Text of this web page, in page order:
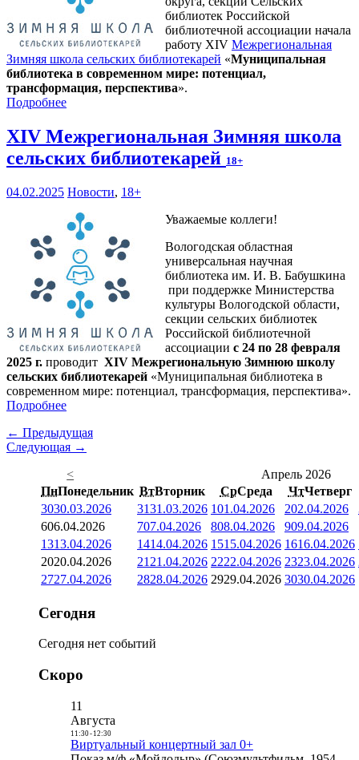
библиотек Российской
библиотечной ассоциации начала
работу XIV Межрегиональная
Зимняя школа сельских библиотекарей «Муниципальная
библиотека в современном мире: потенциал,
трансформация, перспектива».
Подробнее
XIV Межрегиональная Зимняя школа
сельских библиотекарей 18+
04.02.2025 Новости, 18+
Уважаемые коллеги!
Вологодская областная
универсальная научная
библиотека им. И. В. Бабушкина
при поддержке Министерства
культуры Вологодской области,
секции сельских библиотек
Российской библиотечной
ассоциации с 24 по 28 февраля
2025 г. проводит XIV Межрегиональную Зимнюю школу
сельских библиотекарей «Муниципальная библиотека в
современном мире: потенциал, трансформация, перспектива».
Подробнее
← Предыдущая
Следующая →
<
Апрель 2026
ПнПонедельник ВтВторник СрСреда ЧтЧетверг
3030.03.2026 3131.03.2026 101.04.2026 202.04.2026
606.04.2026 707.04.2026 808.04.2026 909.04.2026
1313.04.2026 1414.04.2026 1515.04.2026 1616.04.2026
2020.04.2026 21 21.04.2026 2222.04.2026 2323.04.2026
2727.04.2026 2828.04.2026 2929.04.2026 3030.04.2026
Сегодня
Сегодня нет событий
Скоро
11
Августа
11:30- 12:30
Виртуальный концертный зал 0+